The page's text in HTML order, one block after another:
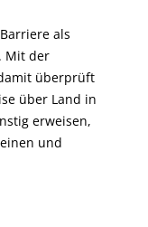
als
Mit der
überprüft
über Land in
erweisen,
und